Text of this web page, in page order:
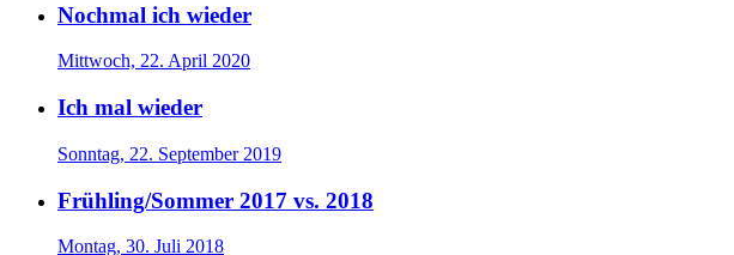
Nochmal ich wieder
Mittwoch, 22. April 2020
Ich mal wieder
Sonntag, 22. September 2019
Frühling/Sommer 2017 vs. 2018
Montag, 30. Juli 2018